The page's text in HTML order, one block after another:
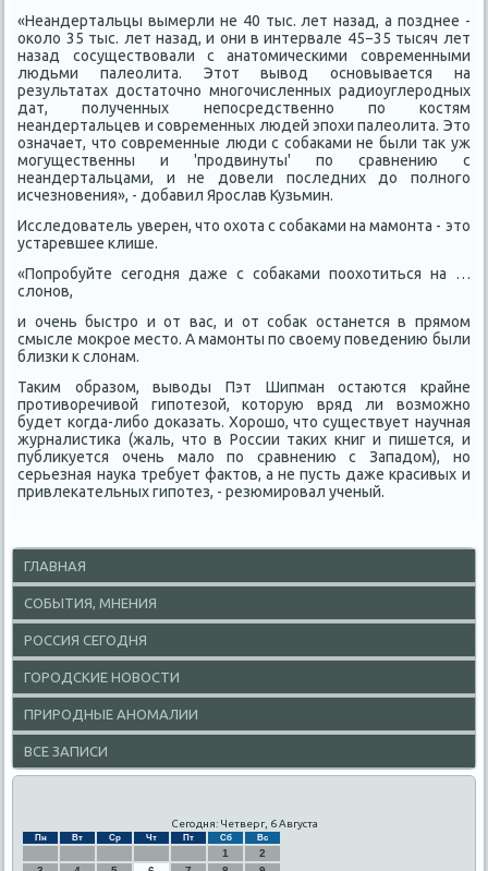
«Неандертальцы вымерли не 40 тыс. лет назад, а позднее -
около 35 тыс. лет назад, и они в интервале 45−35 тысяч лет
назад сосуществовали с анатомическими современными
людьми палеолита. Этот вывод основывается на
результатах достаточно многочисленных радиоуглеродных
дат, полученных непосредственно по костям
неандертальцев и современных людей эпохи палеолита. Это
означает, что современные люди с собаками не были так уж
могущественны и 'продвинуты' по сравнению с
неандертальцами, и не довели последних до полного
исчезновения», - добавил Ярослав Кузьмин.
Исследователь уверен, что охота с собаками на мамонта - это
устаревшее клише.
«Попробуйте сегодня даже с собаками поохотиться на …
слонов,
и очень быстро и от вас, и от собак останется в прямом
смысле мокрое место. А мамонты по своему поведению были
близки к слонам.
Таким образом, выводы Пэт Шипман остаются крайне
противоречивой гипотезой, которую вряд ли возможно
будет когда-либо доказать. Хорошо, что существует научная
журналистика (жаль, что в России таких книг и пишется, и
публикуется очень мало по сравнению с Западом), но
серьезная наука требует фактов, а не пусть даже красивых и
привлекательных гипотез, - резюмировал ученый.
ГЛАВНАЯ
СОБЫТИЯ, МНЕНИЯ
РОССИЯ СЕГОДНЯ
ГОРОДСКИЕ НОВОСТИ
ПРИРОДНЫЕ АНОМАЛИИ
ВСЕ ЗАПИСИ
Сегодня: Четверг, 6 Августа
Пн Вт Ср Чт Пт Сб Вс
1
2